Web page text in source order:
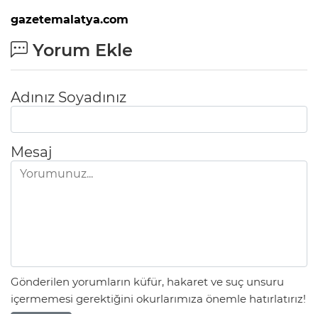
gazetemalatya.com
Yorum Ekle
Adınız Soyadınız
Mesaj
Gönderilen yorumların küfür, hakaret ve suç unsuru
içermemesi gerektiğini okurlarımıza önemle hatırlatırız!